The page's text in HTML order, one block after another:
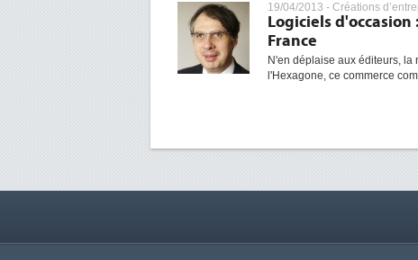
19/04/2013 - Créations
Logiciels
France
N'en déplaise aux éditeurs,
l'Hexagone, ce commerce